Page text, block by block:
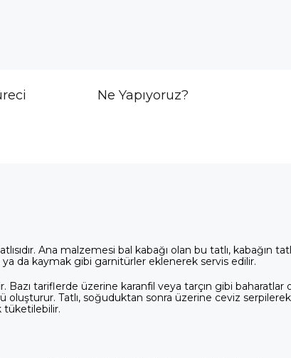
Ne Yapıyoruz?
Ana malzemesi bal kabağı olan bu tatlı, kabağın
ya da kaymak gibi garnitürler eklenerek servis edilir.
Bazı tariflerde üzerine karanfil veya tarçın gibi baharatlar
oluşturur. Tatlı, soğuduktan sonra üzerine ceviz
tüketilebilir.